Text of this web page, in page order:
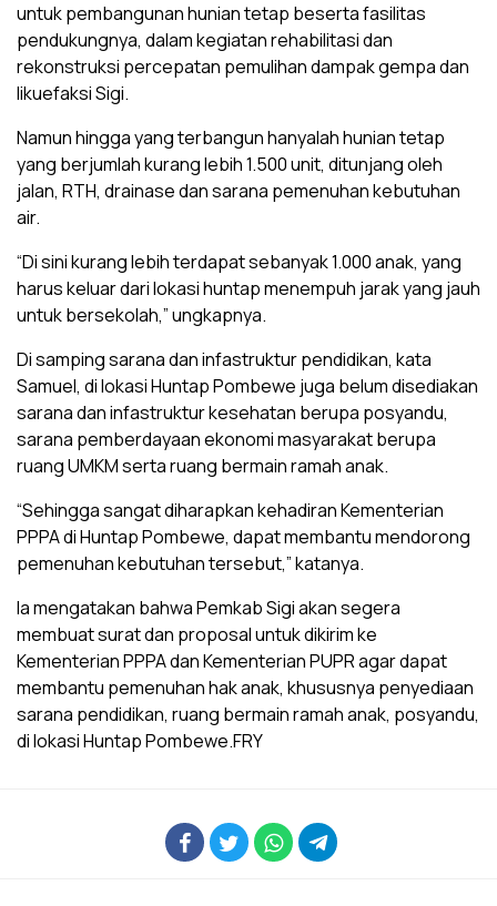
untuk pembangunan hunian tetap beserta fasilitas
pendukungnya, dalam kegiatan rehabilitasi dan
rekonstruksi percepatan pemulihan dampak gempa dan
likuefaksi Sigi.
Namun hingga yang terbangun hanyalah hunian tetap
yang berjumlah kurang lebih 1.500 unit, ditunjang oleh
jalan, RTH, drainase dan sarana pemenuhan kebutuhan
air.
“Di sini kurang lebih terdapat sebanyak 1.000 anak, yang
harus keluar dari lokasi huntap menempuh jarak yang jauh
untuk bersekolah,” ungkapnya.
Di samping sarana dan infastruktur pendidikan, kata
Samuel, di lokasi Huntap Pombewe juga belum disediakan
sarana dan infastruktur kesehatan berupa posyandu,
sarana pemberdayaan ekonomi masyarakat berupa
ruang UMKM serta ruang bermain ramah anak.
“Sehingga sangat diharapkan kehadiran Kementerian
PPPA di Huntap Pombewe, dapat membantu mendorong
pemenuhan kebutuhan tersebut,” katanya.
Ia mengatakan bahwa Pemkab Sigi akan segera
membuat surat dan proposal untuk dikirim ke
Kementerian PPPA dan Kementerian PUPR agar dapat
membantu pemenuhan hak anak, khususnya penyediaan
sarana pendidikan, ruang bermain ramah anak, posyandu,
di lokasi Huntap Pombewe.FRY